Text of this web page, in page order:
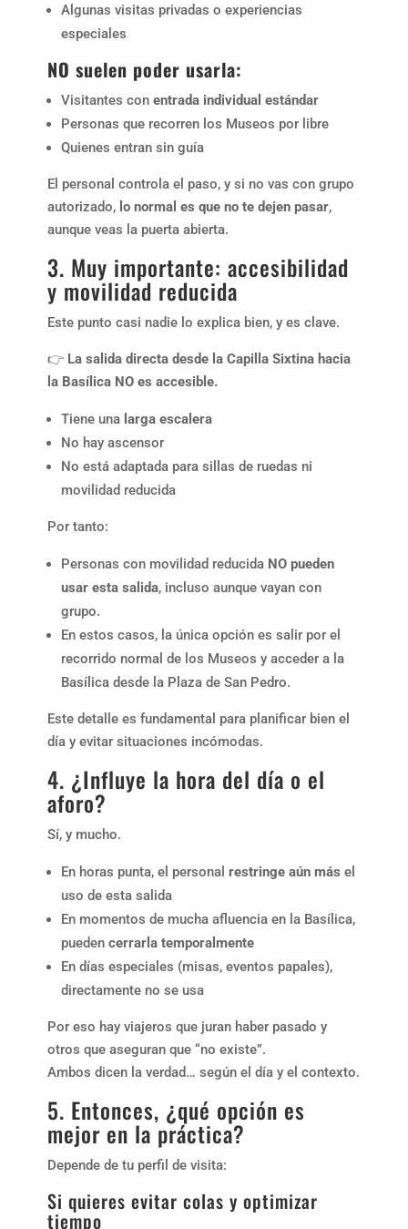
Algunas visitas privadas o experiencias
especiales
NO suelen poder usarla:
Visitantes con entrada individual estándar
Personas que recorren los Museos por libre
Quienes entran sin guía
El personal controla el paso, y si no vas con grupo
autorizado, lo normal es que no te dejen pasar,
aunque veas la puerta abierta.
3. Muy importante: accesibilidad
y movilidad reducida
Este punto casi nadie lo explica bien, y es clave.
👉 La salida directa desde la Capilla Sixtina hacia
la Basílica NO es accesible.
Tiene una larga escalera
No hay ascensor
No está adaptada para sillas de ruedas ni
movilidad reducida
Por tanto:
Personas con movilidad reducida NO pueden
usar esta salida, incluso aunque vayan con
grupo.
En estos casos, la única opción es salir por el
recorrido normal de los Museos y acceder a la
Basílica desde la Plaza de San Pedro.
Este detalle es fundamental para planificar bien el
día y evitar situaciones incómodas.
4. ¿Influye la hora del día o el
aforo?
Sí, y mucho.
En horas punta, el personal restringe aún más el
uso de esta salida
En momentos de mucha afluencia en la Basílica,
pueden cerrarla temporalmente
En días especiales (misas, eventos papales),
directamente no se usa
Por eso hay viajeros que juran haber pasado y
otros que aseguran que “no existe”.
Ambos dicen la verdad… según el día y el contexto.
5. Entonces, ¿qué opción es
mejor en la práctica?
Depende de tu perfil de visita:
Si quieres evitar colas y optimizar
tiempo